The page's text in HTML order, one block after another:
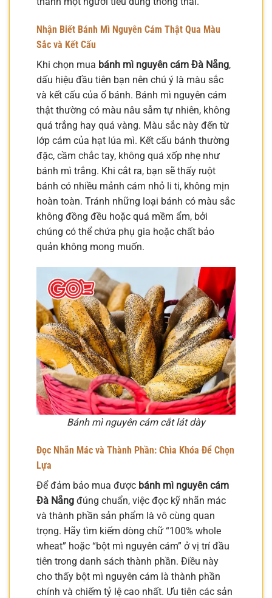
Nhận Biết Bánh Mì Nguyên Cám Thật Qua Màu
Sắc và Kết Cấu
Khi chọn mua bánh mì nguyên cám Đà Nẵng,
dấu hiệu đầu tiên bạn nên chú ý là màu sắc
và kết cấu của ổ bánh. Bánh mì nguyên cám
thật thường có màu nâu sẫm tự nhiên, không
quá trắng hay quá vàng. Màu sắc này đến từ
lớp cám của hạt lúa mì. Kết cấu bánh thường
đặc, cầm chắc tay, không quá xốp nhẹ như
bánh mì trắng. Khi cắt ra, bạn sẽ thấy ruột
bánh có nhiều mảnh cám nhỏ li ti, không mịn
hoàn toàn. Tránh những loại bánh có màu sắc
không đồng đều hoặc quá mềm ẩm, bởi
chúng có thể chứa phụ gia hoặc chất bảo
quản không mong muốn.
Bánh mì nguyên cám cắt lát dày
Đọc Nhãn Mác và Thành Phần: Chìa Khóa Để Chọn
Lựa
Để đảm bảo mua được bánh mì nguyên cám
Đà Nẵng đúng chuẩn, việc đọc kỹ nhãn mác
và thành phần sản phẩm là vô cùng quan
trọng. Hãy tìm kiếm dòng chữ “100% whole
wheat” hoặc “bột mì nguyên cám” ở vị trí đầu
tiên trong danh sách thành phần. Điều này
cho thấy bột mì nguyên cám là thành phần
chính và chiếm tỷ lệ cao nhất. Ưu tiên các sản